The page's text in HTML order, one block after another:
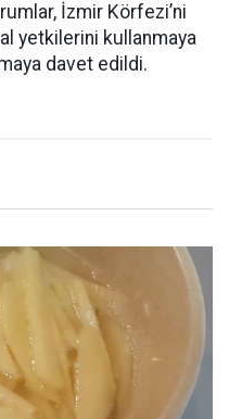
İzmir Körfezi’ni
yetkilerini kullanmaya
davet edildi.